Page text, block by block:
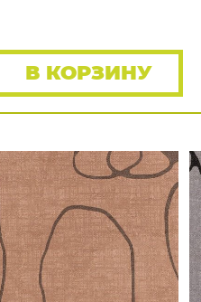
ПОКАЗАТЬ ВСЕ ОБОИ
В КОРЗИНУ